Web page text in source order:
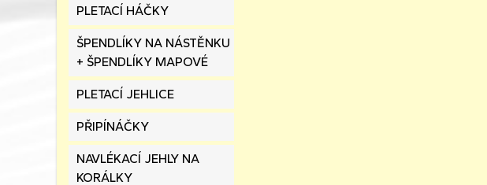
PLETACÍ HÁČKY
ŠPENDLÍKY NA NÁSTĚNKU
+ ŠPENDLÍKY MAPOVÉ
PLETACÍ JEHLICE
PŘIPÍNÁČKY
NAVLÉKACÍ JEHLY NA
KORÁLKY